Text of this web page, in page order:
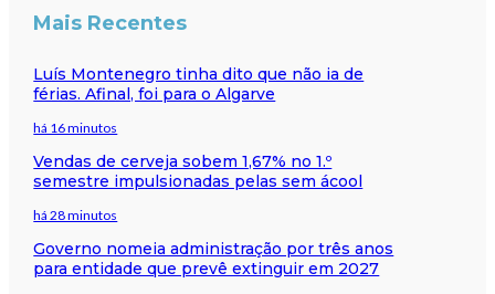
Mais Recentes
Luís Montenegro tinha dito que não ia de
férias. Afinal, foi para o Algarve
há 16 minutos
Vendas de cerveja sobem 1,67% no 1.º
semestre impulsionadas pelas sem ácool
há 28 minutos
Governo nomeia administração por três anos
para entidade que prevê extinguir em 2027